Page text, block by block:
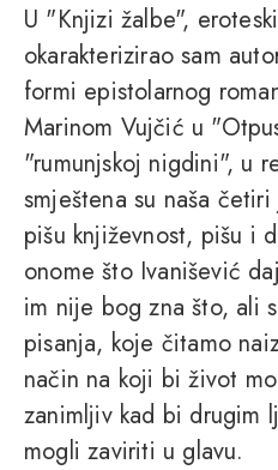
U "Knjizi žalbe",
okarakterizirao sam
formi epistolarnog
Marinom Vujčić u
"rumunjskoj nigdini", u
smještena su naša
pišu književnost, pišu i
onome što Ivanišević
im nije bog zna što, ali
pisanja, koje čitamo
način na koji bi život
zanimljiv kad bi drugim
mogli zaviriti u glavu.